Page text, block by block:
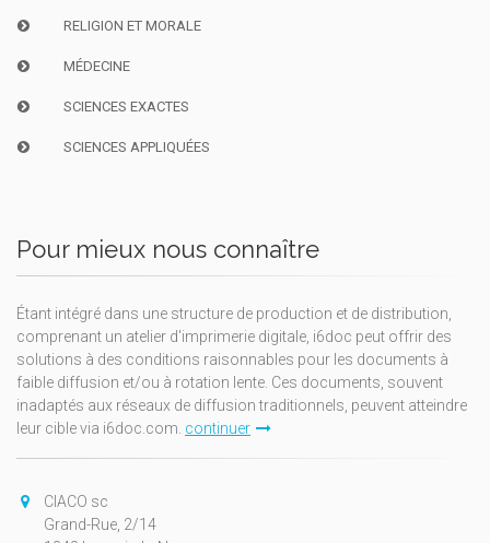
RELIGION ET MORALE
MÉDECINE
SCIENCES EXACTES
SCIENCES APPLIQUÉES
Pour mieux nous connaître
Étant intégré dans une structure de production et de distribution,
comprenant un atelier d'imprimerie digitale, i6doc peut offrir des
solutions à des conditions raisonnables pour les documents à
faible diffusion et/ou à rotation lente. Ces documents, souvent
inadaptés aux réseaux de diffusion traditionnels, peuvent atteindre
leur cible via i6doc.com. continuer
CIACO sc
Grand-Rue, 2/14